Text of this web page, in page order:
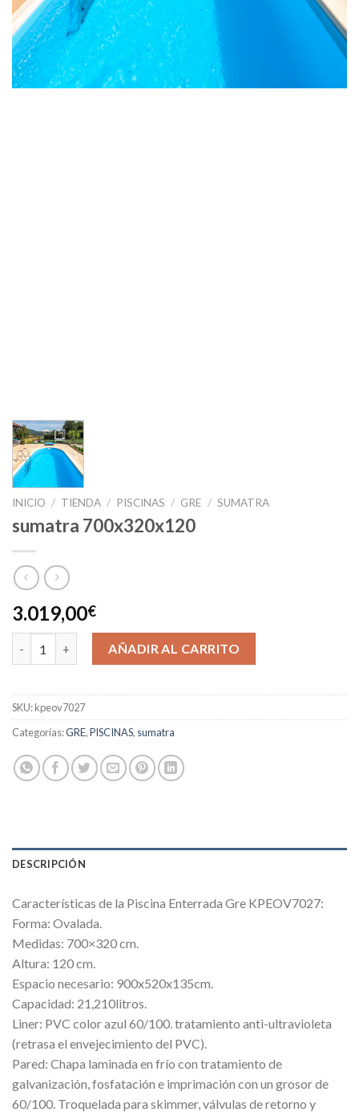
INICIO / TIENDA / PISCINAS / GRE / SUMATRA
sumatra 700x320x120
3.019,00€
sumatra 700x320x120 cantidadAÑADIR AL CARRITO
SKU:kpeov7027
Categorías:GRE,PISCINAS, sumatra
DESCRIPCIÓN
Características de la Piscina Enterrada Gre KPEOV7027:
Forma: Ovalada.
Medidas: 700×320 cm.
Altura: 120 cm.
Espacio necesario: 900x520x135cm.
Capacidad: 21,210litros.
Liner: PVC color azul 60/100. tratamiento anti-ultravioleta
(retrasa el envejecimiento del PVC).
Pared: Chapa laminada en frío con tratamiento de
galvanización, fosfatación e imprimación con un grosor de
60/100. Troquelada para skimmer, válvulas de retorno y